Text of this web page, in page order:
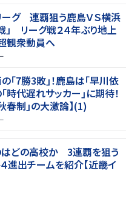
ーグ 連覇狙う鹿島ＶＳ横浜
」 リーグ戦２４年ぶり地上
観衆動員へ
｢7勝3敗｣！鹿島は｢早川依
時代遅れサッカー｣に期待！
春制｣の大激論】(1)
はどの高校か 3連覇を狙う
進出チームを紹介【近畿イ